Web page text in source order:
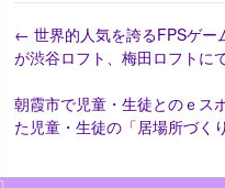
← 世界的人気を誇るFPSゲ
が渋谷ロフト、梅田ロフトに
朝霞市で児童・生徒とのｅ
た児童・生徒の「居場所づく